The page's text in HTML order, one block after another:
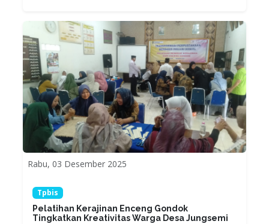
Rabu, 03 Desember 2025
Tpbis
Pelatihan Kerajinan Enceng Gondok
Tingkatkan Kreativitas Warga Desa Jungsemi